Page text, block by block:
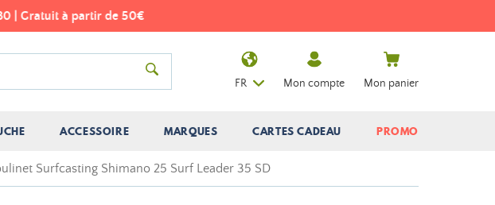
Gratuit à partir de 50€
ACCESSOIRE MARQUES CARTES CADEAU PROMO
FR Mon compte Mon panier
Surfcasting Shimano 25 Surf Leader 35 SD